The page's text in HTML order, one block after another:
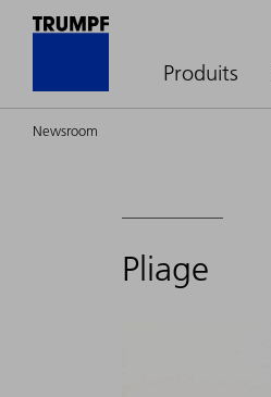
Produits
Newsroom
Pliage